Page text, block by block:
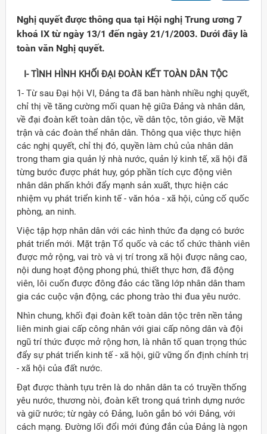
Nghị quyết được thông qua tại Hội nghị Trung ương 7
khoá IX từ ngày 13/1 đến ngày 21/1/2003. Dưới đây là
toàn văn Nghị quyết.
I- TÌNH HÌNH KHỐI ÐẠI ÐOÀN KẾT TOÀN DÂN TỘC
1- Từ sau Ðại hội VI, Ðảng ta đã ban hành nhiều nghị quyết,
chỉ thị về tăng cường mối quan hệ giữa Ðảng và nhân dân,
về đại đoàn kết toàn dân tộc, về dân tộc, tôn giáo, về Mặt
trận và các đoàn thể nhân dân. Thông qua việc thực hiện
các nghị quyết, chỉ thị đó, quyền làm chủ của nhân dân
trong tham gia quản lý nhà nước, quản lý kinh tế, xã hội đã
từng bước được phát huy, góp phần tích cực động viên
nhân dân phấn khởi đẩy mạnh sản xuất, thực hiện các
nhiệm vụ phát triển kinh tế - văn hóa - xã hội, củng cố quốc
phòng, an ninh.
Việc tập hợp nhân dân với các hình thức đa dạng có bước
phát triển mới. Mặt trận Tổ quốc và các tổ chức thành viên
được mở rộng, vai trò và vị trí trong xã hội được nâng cao,
nội dung hoạt động phong phú, thiết thực hơn, đã động
viên, lôi cuốn được đông đảo các tầng lớp nhân dân tham
gia các cuộc vận động, các phong trào thi đua yêu nước.
Nhìn chung, khối đại đoàn kết toàn dân tộc trên nền tảng
liên minh giai cấp công nhân với giai cấp nông dân và đội
ngũ trí thức được mở rộng hơn, là nhân tố quan trọng thúc
đẩy sự phát triển kinh tế - xã hội, giữ vững ổn định chính trị
- xã hội của đất nước.
Ðạt được thành tựu trên là do nhân dân ta có truyền thống
yêu nước, thương nòi, đoàn kết trong quá trình dựng nước
và giữ nước; từ ngày có Ðảng, luôn gắn bó với Ðảng, với
cách mạng. Ðường lối đổi mới đúng đắn của Ðảng là ngọn